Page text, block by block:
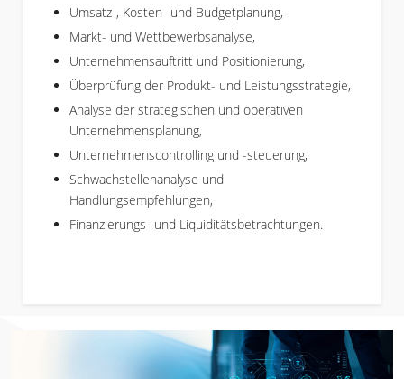
Umsatz-, Kosten- und Budgetplanung,
Markt- und Wettbewerbsanalyse,
Unternehmensauftritt und Positionierung,
Überprüfung der Produkt- und Leistungsstrategie,
Analyse der strategischen und operativen
Unternehmensplanung,
Unternehmenscontrolling und -steuerung,
Schwachstellenanalyse und
Handlungsempfehlungen,
Finanzierungs- und Liquiditätsbetrachtungen.